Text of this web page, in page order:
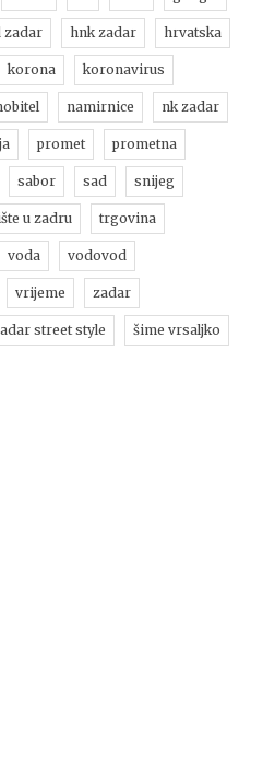
zadar hnk zadar hrvatska
korona koronavirus
namirnice nk zadar
promet prometna
sabor sad snijeg
u zadru trgovina
voda vodovod
vrijeme zadar
street style šime vrsaljko